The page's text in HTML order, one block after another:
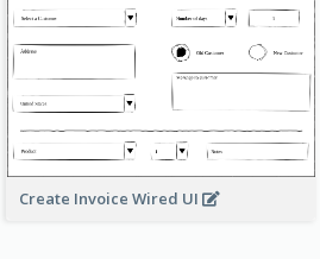
Create Invoice Wired UI